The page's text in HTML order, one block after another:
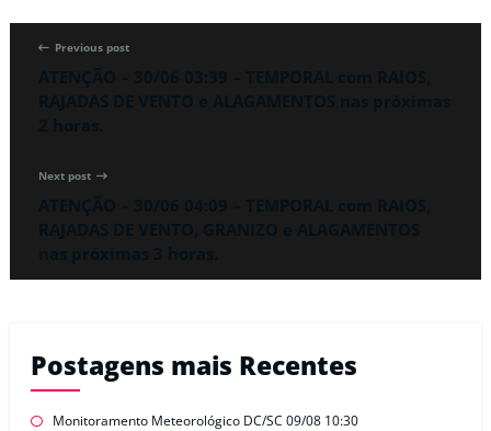
Previous post
Next post
Postagens mais Recentes
Monitoramento Meteorológico DC/SC 09/08 10:30